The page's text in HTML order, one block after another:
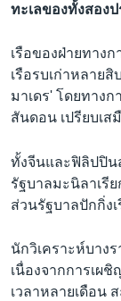
ทะเลของทั้งสองป
เรือของฝ่ายทาง
เรือรบเก่าหลาย
มาเดร' โดยทาง
สันดอน เปรียบเ
ทั้งจีนและฟิลิปปิน
รัฐบาลมะนิลาเรี
ส่วนรัฐบาลปักกิ่งเ
นักวิเคราะห์บาง
เนื่องจากการเผ
เวลาหลายเดือน